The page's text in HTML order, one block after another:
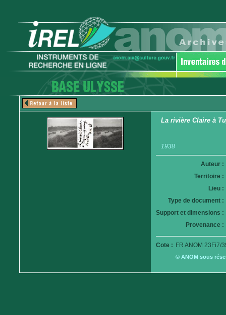
La rivière Claire à
1938
Auteur :
Territoire :
Lieu :
Type de document :
Support et dimensions :
Provenance :
Cote : FR ANOM 23Fi7/
© ANOM sous